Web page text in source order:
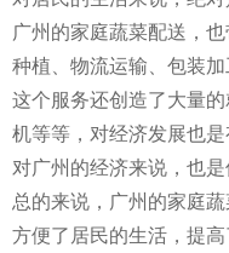
广州的家庭蔬菜配送，
种植、物流运输、包装
这个服务还创造了大量
机等等，对经济发展也
对广州的经济来说，也是
总的来说，广州的家庭
方便了居民的生活，提